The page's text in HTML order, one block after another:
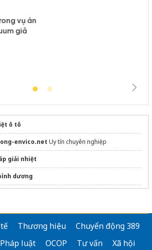
ô tô
envico.net Uy tín chuyên nghiệp
giải nhiệt​
dương
Thương hiệu
Chuyển động 389
luật
OCOP Tư vấn
Xã hội